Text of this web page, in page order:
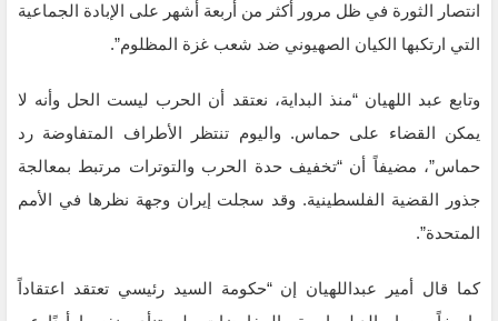
انتصار الثورة في ظل مرور أكثر من أربعة أشهر على الإبادة الجماعية
التي ارتكبها الكيان الصهيوني ضد شعب غزة المظلوم”.
وتابع عبد اللهيان “منذ البداية، نعتقد أن الحرب ليست الحل وأنه لا
يمكن القضاء على حماس. واليوم تنتظر الأطراف المتفاوضة رد
حماس”، مضيفاً أن “تخفيف حدة الحرب والتوترات مرتبط بمعالجة
جذور القضية الفلسطينية. وقد سجلت إيران وجهة نظرها في الأمم
المتحدة”.
كما قال أمير عبداللهيان إن “حكومة السيد رئيسي تعتقد اعتقاداً